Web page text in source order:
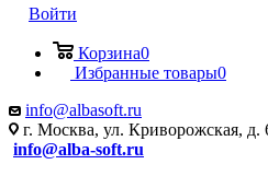
Войти
Корзина0
Избранные товары0
info@albasoft.ru
г. Москва, ул.
info@alba-soft.ru